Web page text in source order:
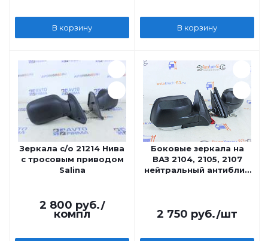
В корзину В корзину
Зеркала с/о 21214 Нива
с тросовым приводом
Salina
2 800 руб./
компл
Боковые зеркала на
ВАЗ 2104, 2105, 2107
нейтральный антиблик
Политех
2 750 руб./шт